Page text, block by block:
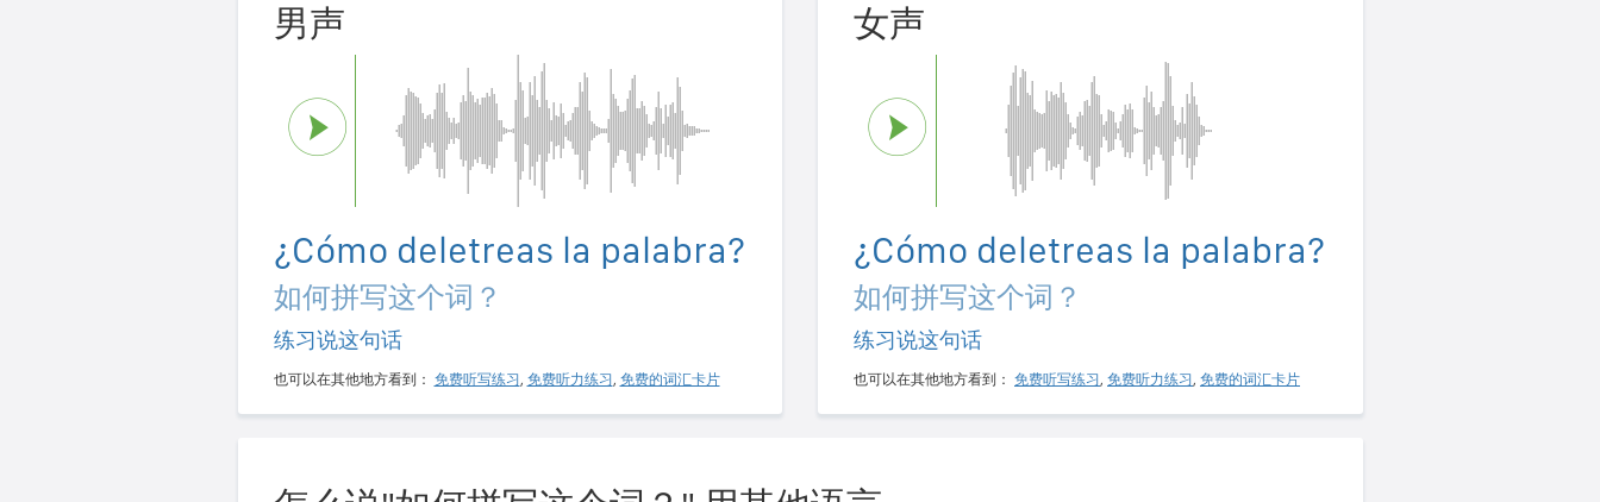
男声
¿Cómo deletreas la palabra?
如何拼写这个词？
练习说这句话
也可以在其他地方看到： 免费听写练习 , 免费听力练习 , 免费的词汇卡片
女声
¿Cómo deletreas la palabra?
如何拼写这个词？
练习说这句话
也可以在其他地方看到： 免费听写练习 , 免费听力练习 , 免费的词汇卡片